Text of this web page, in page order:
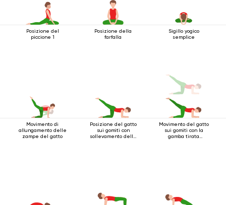
Posizione del
piccione 1
Posizione della
farfalla
Sigillo yogico
semplice
Movimento di
allungamento delle
zampe del gatto
Posizione del gatto
sui gomiti con
sollevamento della
Movimento del gatto
sui gomiti con la
gamba tirata